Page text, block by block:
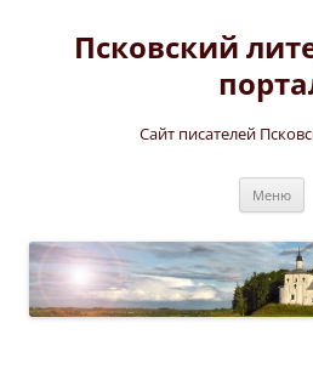
содержимому
Псковский
Сайт писателей
Меню